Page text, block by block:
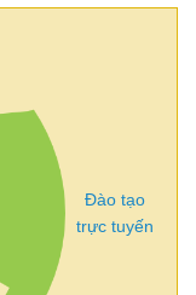
Đào tạo
trực tuyến